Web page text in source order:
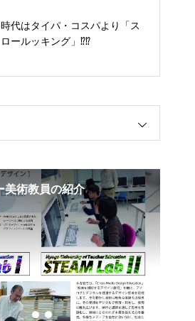
時代はタイパ・コスパより「ス
ロールッキング」⁉︎⁉︎
時代はタイパ・コスパより「スロ
ールッキング」⁉︎⁉︎
絵画担当の大西久です